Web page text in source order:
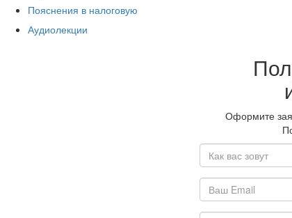
Пояснения в налоговую
Аудиолекции
Оформите